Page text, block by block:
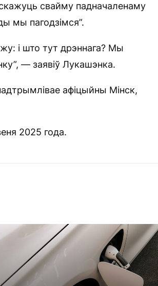
свайму падначаленаму
мы пагодзімся”.
і што тут дрэннага? Мы
— заявіў Лукашэнка.
афіцыйны Мінск,
2025 года.